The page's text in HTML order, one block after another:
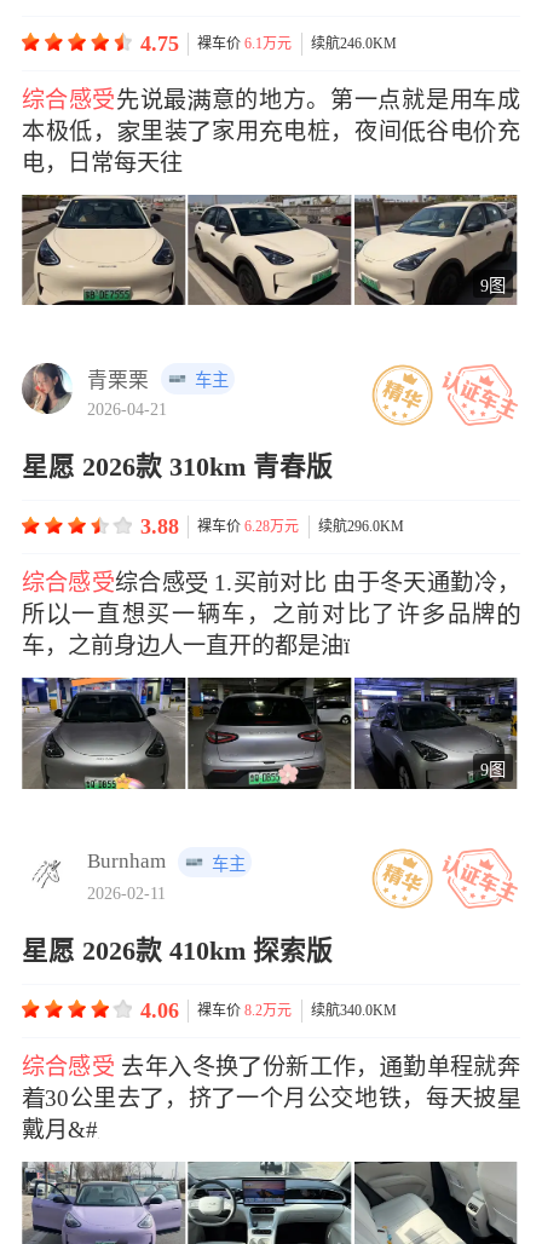
4.75 裸车价6.1万元 续航246.0KM
综合感受先说最意的地方。第一点就是用成
本极低，里装家用电桩，夜间谷电充
电，日常每天往
9图
青栗栗
车主
2026-04-21
星愿 2026款 310km 青春版
3.88 裸车价6.28万元 续航296.0KM
综合感受综合感 1.买前对比 由于冬天通勤冷，
所一直想买一辆车，之前对比了许品牌
车，之前身人一直开的都是油ï
9图
Burnham
车主
2026-02-11
星愿 2026款 410km 探索版
4.06 裸车价8.2万元 续航340.0KM
综合感受 去年冬换份新工作，勤单程就奔
30公里去，挤一个月公交地铁，每天披
戴月&#x